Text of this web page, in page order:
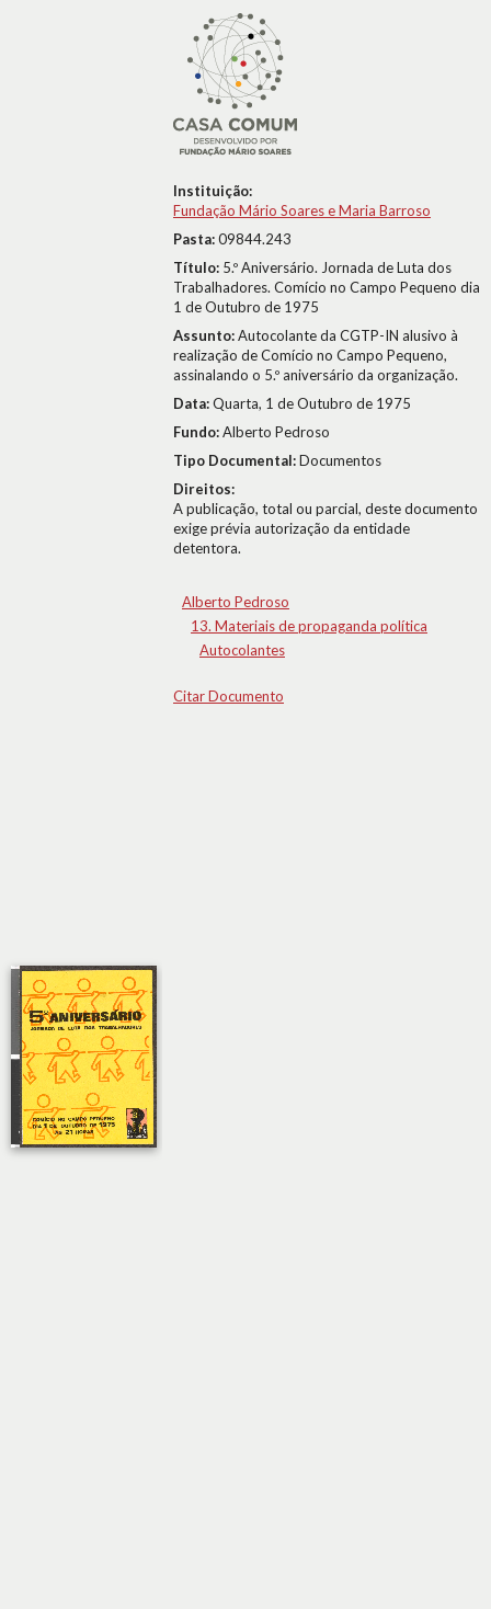
Instituição:
Fundação Mário Soares e Maria Barroso
Pasta:09844.243
Título: 5.º Aniversário. Jornada de Luta dos
Trabalhadores. Comício no Campo Pequeno dia
1 de Outubro de 1975
Assunto:Autocolante da CGTP-IN alusivo à
realização de Comício no Campo Pequeno,
assinalando o 5.º aniversário da organização.
Data:Quarta, 1 de Outubro de 1975
Fundo:Alberto Pedroso
Tipo Documental:Documentos
Direitos:
A publicação, total ou parcial, deste documento
exige prévia autorização da entidade
detentora.
Alberto Pedroso
13. Materiais de propaganda política
Autocolantes
Citar Documento